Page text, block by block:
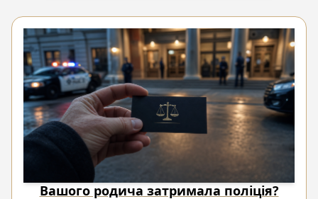
Вашого родича затримала поліція?